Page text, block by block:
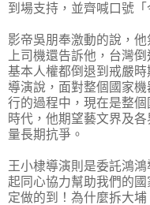
到場支持，並齊喊口號
影帝吳朋奉激動的說，
上司機還告訴他，台灣
基本人權都倒退到戒嚴
導演說，面對整個國家
行的過程中，現在是整
時代，他期望藝文界及
量長期抗爭。
王小棣導演則是委託鴻
起同心協力幫助我們的
定做的到！為什麼拆大